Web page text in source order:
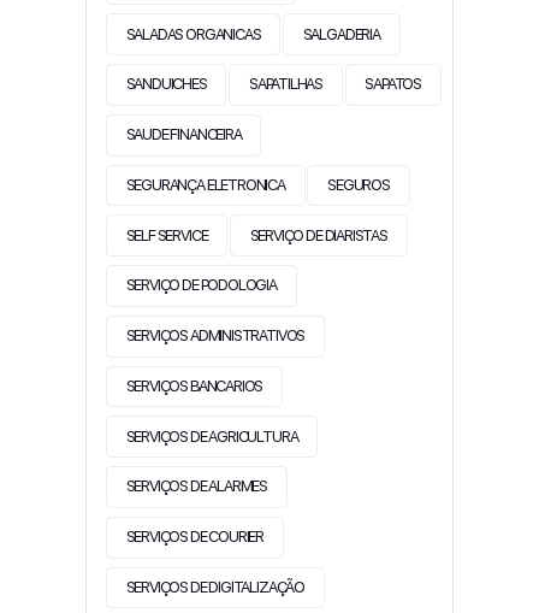
SALADAS ORGANICAS SALGADERIA
SANDUICHES SAPATILHAS SAPATOS
SAUDE FINANCEIRA
SEGURANÇA ELETRONICA SEGUROS
SELF SERVICE SERVIÇO DE DIARISTAS
SERVIÇO DE PODOLOGIA
SERVIÇOS ADMINISTRATIVOS
SERVIÇOS BANCARIOS
SERVIÇOS DE AGRICULTURA
SERVIÇOS DE ALARMES
SERVIÇOS DE COURIER
SERVIÇOS DE DIGITALIZAÇÃO